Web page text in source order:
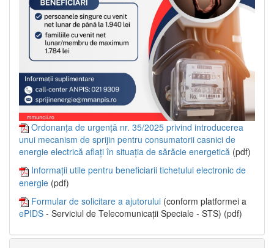
Ordonanța de urgență nr. 35/2025 privind introducerea
unui mecanism de sprijin pentru consumatorii casnici de
energie electrică aflați în situația de sărăcie energetică (pdf)
Informații utile pentru beneficiarii tichetului electronic de
energie (pdf)
Formular de solicitare a ajutorului (conform platformei a
ePIDS - Serviciul de Telecomunicații Speciale - STS) (pdf)